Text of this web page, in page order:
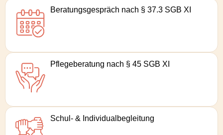
Beratungs­gespräch nach § 37.3 SGB XI
Pflege­beratung nach § 45 SGB XI
Schul- & Individualbegleitung